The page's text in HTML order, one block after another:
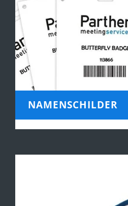
NAMENSCHILDER